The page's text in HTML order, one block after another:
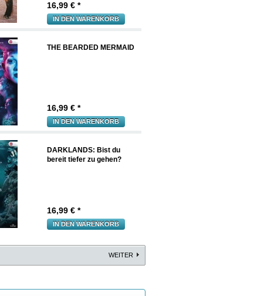
16,99 € *
IN DEN WARENKORB
THE BEARDED MERMAID
16,99 € *
IN DEN WARENKORB
DARKLANDS: Bist du
bereit tiefer zu gehen?
16,99 € *
IN DEN WARENKORB
WEITER